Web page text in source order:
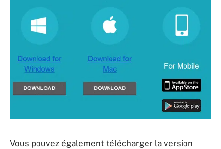
Vous pouvez également télécharger la version